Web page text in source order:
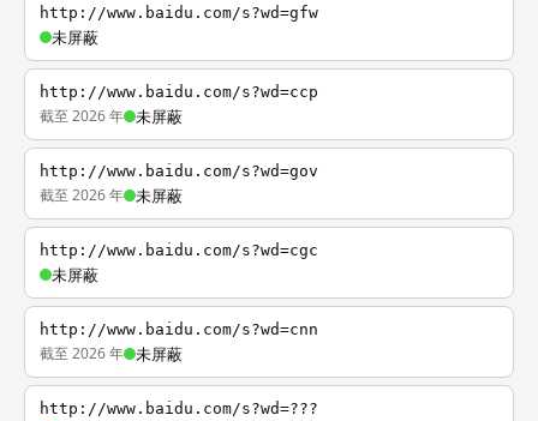
http://www.baidu.com/s?wd=gfw
未屏蔽
http://www.baidu.com/s?wd=ccp
截至 2026 年 未屏蔽
http://www.baidu.com/s?wd=gov
截至 2026 年 未屏蔽
http://www.baidu.com/s?wd=cgc
未屏蔽
http://www.baidu.com/s?wd=cnn
截至 2026 年 未屏蔽
http://www.baidu.com/s?wd=???